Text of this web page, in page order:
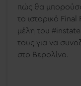
πώς θα
το ιστορικό
μέλη του
τους για να
στο Βερολίνο.